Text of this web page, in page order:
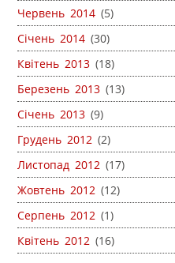
Червень 2014 (5)
Січень 2014 (30)
Квітень 2013 (18)
Березень 2013 (13)
Січень 2013 (9)
Грудень 2012 (2)
Листопад 2012 (17)
Жовтень 2012 (12)
Серпень 2012 (1)
Квітень 2012 (16)